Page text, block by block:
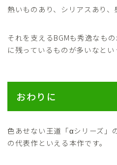
熱いものあり、シリアスあり、
それを支えるBGMも秀逸なも
に残っているものが多いなとい
おわりに
色あせない王道「αシリーズ」
の代表作といえる本作です。